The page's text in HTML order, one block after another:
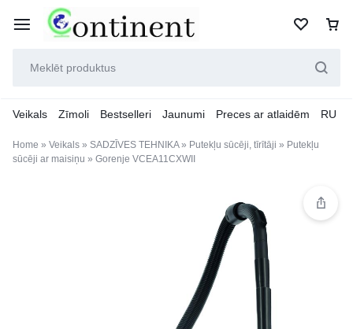
Veikals Zīmoli Bestselleri Jaunumi Preces ar atlaidēm RU
Home » Veikals » SADZĪVES TEHNIKA» Putekļu sūcēji, tīrītāji » Putekļu
sūcēji ar maisiņu » Gorenje VCEA11CXWII